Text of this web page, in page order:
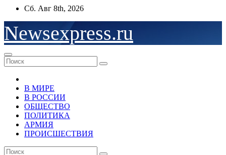
Перейти
содержимому
Сб. Авг 8th, 2026
Newsexpress.ru
В МИРЕ
В РОССИИ
ОБЩЕСТВО
ПОЛИТИКА
АРМИЯ
ПРОИСШЕСТВИЯ